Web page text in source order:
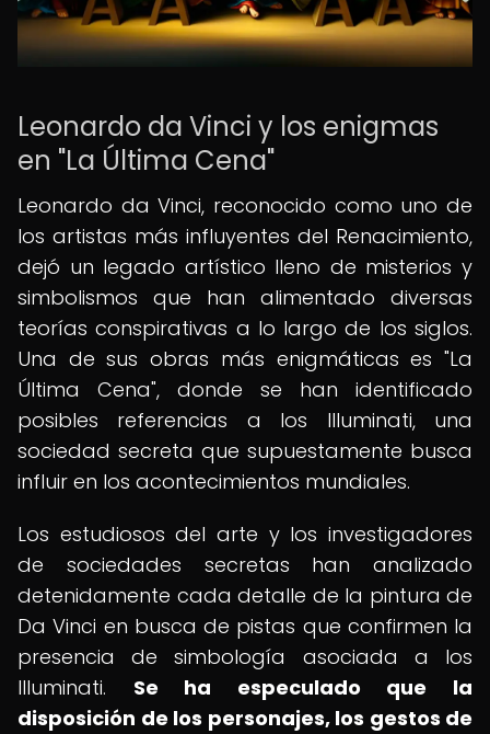
Leonardo da Vinci y los enigmas
en "La Última Cena"
Leonardo da Vinci, reconocido como uno de
los artistas más influyentes del Renacimiento,
dejó un legado artístico lleno de misterios y
simbolismos que han alimentado diversas
teorías conspirativas a lo largo de los siglos.
Una de sus obras más enigmáticas es "La
Última Cena", donde se han identificado
posibles referencias a los Illuminati, una
sociedad secreta que supuestamente busca
influir en los acontecimientos mundiales.
Los estudiosos del arte y los investigadores
de sociedades secretas han analizado
detenidamente cada detalle de la pintura de
Da Vinci en busca de pistas que confirmen la
presencia de simbología asociada a los
Illuminati. Se ha especulado que la
disposición de los personajes, los gestos de